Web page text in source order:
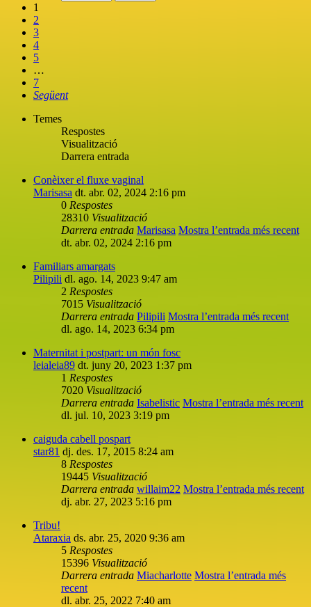
1
2
3
4
5
…
7
Següent
Temes
Respostes
Visualització
Darrera entrada
Conèixer el fluxe vaginal
Marisasa dt. abr. 02, 2024 2:16 pm
0 Respostes
28310 Visualització
Darrera entrada Marisasa Mostra l’entrada més recent
dt. abr. 02, 2024 2:16 pm
Familiars amargats
Pilipili dl. ago. 14, 2023 9:47 am
2 Respostes
7015 Visualització
Darrera entrada Pilipili Mostra l’entrada més recent
dl. ago. 14, 2023 6:34 pm
Maternitat i postpart: un món fosc
leialeia89 dt. juny 20, 2023 1:37 pm
1 Respostes
7020 Visualització
Darrera entrada Isabelistic Mostra l’entrada més recent
dl. jul. 10, 2023 3:19 pm
caiguda cabell pospart
star81 dj. des. 17, 2015 8:24 am
8 Respostes
19445 Visualització
Darrera entrada willaim22 Mostra l’entrada més recent
dj. abr. 27, 2023 5:16 pm
Tribu!
Ataraxia ds. abr. 25, 2020 9:36 am
5 Respostes
15396 Visualització
Darrera entrada Miacharlotte Mostra l’entrada més
recent
dl. abr. 25, 2022 7:40 am